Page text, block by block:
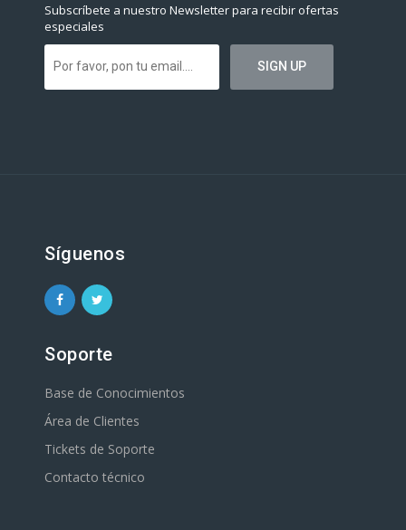
Subscríbete a nuestro Newsletter para recibir ofertas
especiales
Síguenos
Soporte
Base de Conocimientos
Área de Clientes
Tickets de Soporte
Contacto técnico